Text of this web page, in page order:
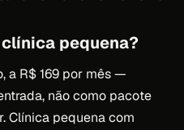
pequena?
a R$ 169 por mês —
não como pacote
Clínica pequena com